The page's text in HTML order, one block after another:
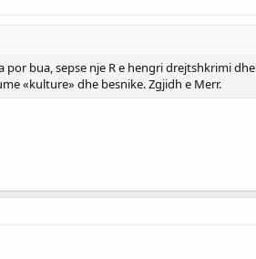
bua, sepse nje R e hengri drejtshkrimi
«kulture» dhe besnike. Zgjidh e Merr.